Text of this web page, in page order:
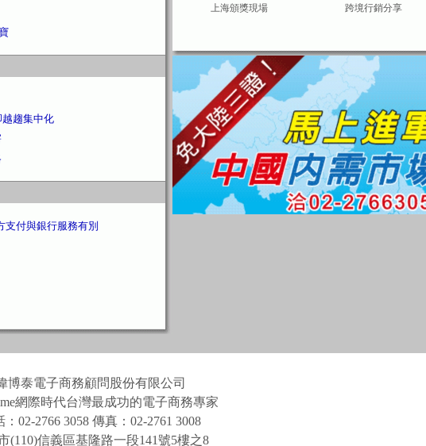
趨集中化
支付與銀行服務有別
上海頒獎現場
跨境行銷分享
博泰電子商務顧問股份有限公司
網際時代台灣最成功的電子商務專家
：02-2766 3058 傳真：02-2761 3008
(110)信義區基隆路一段141號5樓之8